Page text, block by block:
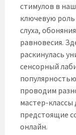
стимулов в
ключевую роль
слуха,
равновесия.
раскинулась
сенсорный
проводим
мастер-классы
предстоящие
онлайн.